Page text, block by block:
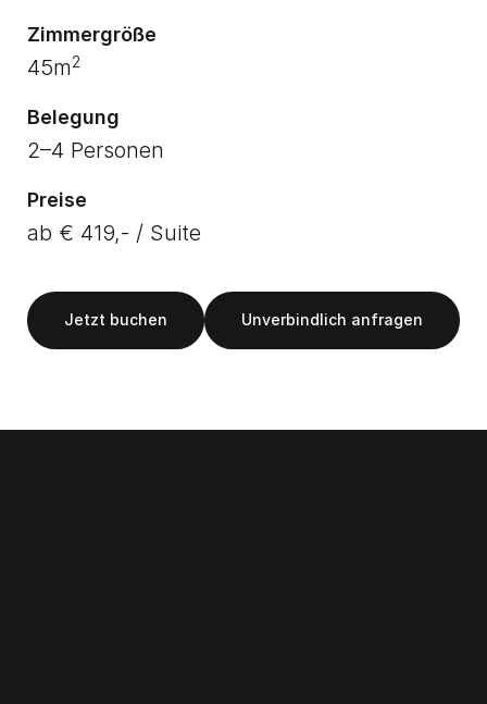
Zimmergröße
45m2
Belegung
2–4 Personen
Preise
ab € 419,- / Suite
Jetzt buchen Unverbindlich anfragen